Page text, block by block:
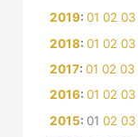
2019: 01 02 03
2018: 01 02 03
2017: 01 02 03
2016: 01 02 03
2015: 01 02 03